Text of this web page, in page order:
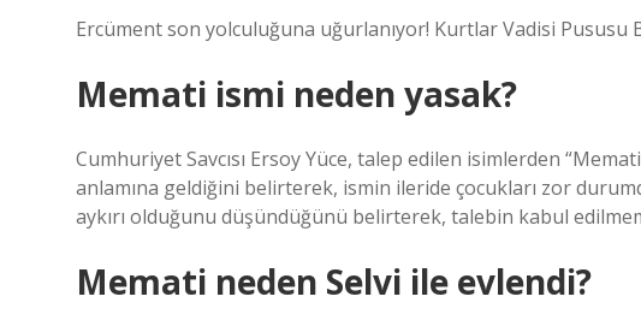
Ercüment son yolculuğuna uğurlanıyor! Kurtlar Vadisi Pususu
Memati ismi neden yasak?
Cumhuriyet Savcısı Ersoy Yüce, talep edilen isimlerden
anlamına geldiğini belirterek, ismin ileride çocukları zor
aykırı olduğunu düşündüğünü belirterek, talebin kabul
Memati neden Selvi ile evlendi?